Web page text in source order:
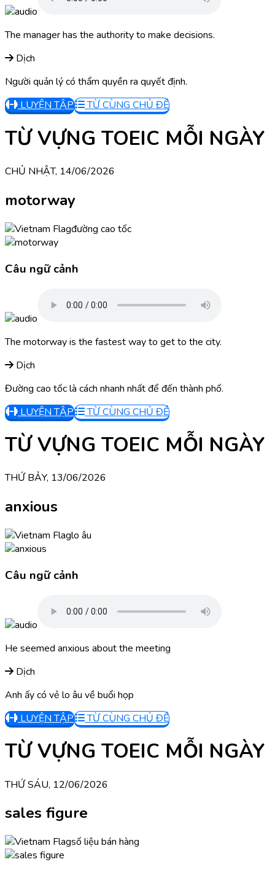
The manager has the authority to make decisions.
Dịch
Người quản lý có thẩm quyền ra quyết định.
LUYỆN TẬP
TỪ CÙNG CHỦ ĐỀ
TỪ VỰNG TOEIC MỖI NGÀY
CHỦ NHẬT, 14/06/2026
motorway
đường cao tốc
Câu ngữ cảnh
The motorway is the fastest way to get to the city.
Dịch
Đường cao tốc là cách nhanh nhất để đến thành phố.
LUYỆN TẬP
TỪ CÙNG CHỦ ĐỀ
TỪ VỰNG TOEIC MỖI NGÀY
THỨ BẢY, 13/06/2026
anxious
lo âu
Câu ngữ cảnh
He seemed anxious about the meeting
Dịch
Anh ấy có vẻ lo âu về buổi họp
LUYỆN TẬP
TỪ CÙNG CHỦ ĐỀ
TỪ VỰNG TOEIC MỖI NGÀY
THỨ SÁU, 12/06/2026
sales figure
số liệu bán hàng